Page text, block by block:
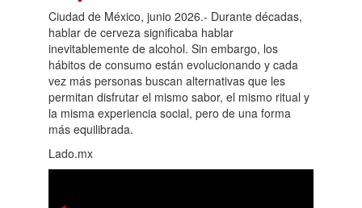
Ciudad de México, junio 2026.- Durante décadas,
hablar de cerveza significaba hablar
inevitablemente de alcohol. Sin embargo, los
hábitos de consumo están evolucionando y cada
vez más personas buscan alternativas que les
permitan disfrutar el mismo sabor, el mismo ritual y
la misma experiencia social, pero de una forma
más equilibrada.
Lado.mx